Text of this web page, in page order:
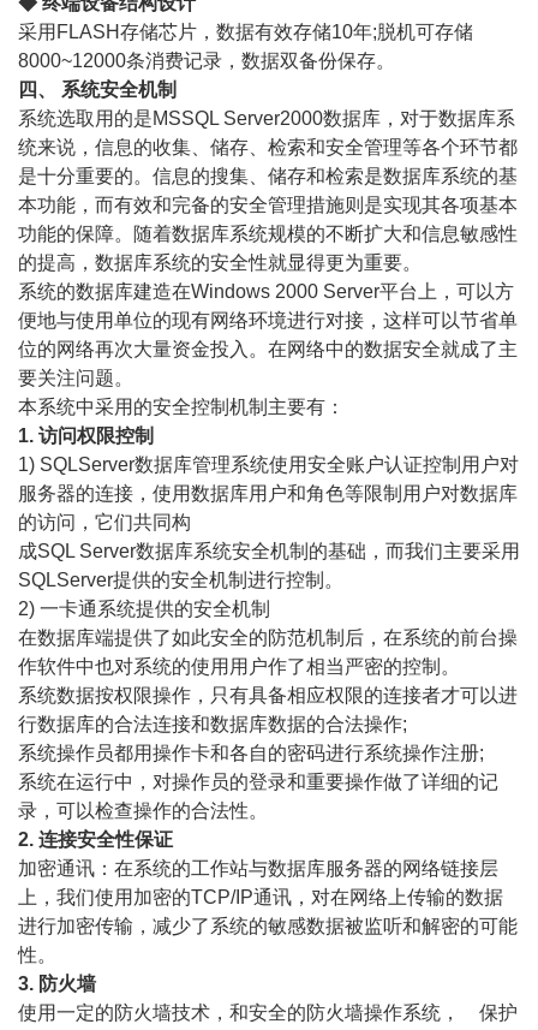
采用FLASH存储芯片，数据有效存储10年;脱机可存储
8000~12000条消费记录，数据双备份保存。
四、 系统安全机制
系统选取用的是MSSQL Server2000数据库，对于数据库系
统来说，信息的收集、储存、检索和安全管理等各个环节都
是十分重要的。信息的搜集、储存和检索是数据库系统的基
本功能，而有效和完备的安全管理措施则是实现其各项基本
功能的保障。随着数据库系统规模的不断扩大和信息敏感性
的提高，数据库系统的安全性就显得更为重要。
系统的数据库建造在Windows 2000 Server平台上，可以方
便地与使用单位的现有网络环境进行对接，这样可以节省单
位的网络再次大量资金投入。在网络中的数据安全就成了主
要关注问题。
本系统中采用的安全控制机制主要有：
1. 访问权限控制
1) SQLServer数据库管理系统使用安全账户认证控制用户对
服务器的连接，使用数据库用户和角色等限制用户对数据库
的访问，它们共同构
成SQL Server数据库系统安全机制的基础，而我们主要采用
SQLServer提供的安全机制进行控制。
2) 一卡通系统提供的安全机制
在数据库端提供了如此安全的防范机制后，在系统的前台操
作软件中也对系统的使用用户作了相当严密的控制。
系统数据按权限操作，只有具备相应权限的连接者才可以进
行数据库的合法连接和数据库数据的合法操作;
系统操作员都用操作卡和各自的密码进行系统操作注册;
系统在运行中，对操作员的登录和重要操作做了详细的记
录，可以检查操作的合法性。
2. 连接安全性保证
加密通讯：在系统的工作站与数据库服务器的网络链接层
上，我们使用加密的TCP/IP通讯，对在网络上传输的数据
进行加密传输，减少了系统的敏感数据被监听和解密的可能
性。
3. 防火墙
使用一定的防火墙技术，和安全的防火墙操作系统， 保护